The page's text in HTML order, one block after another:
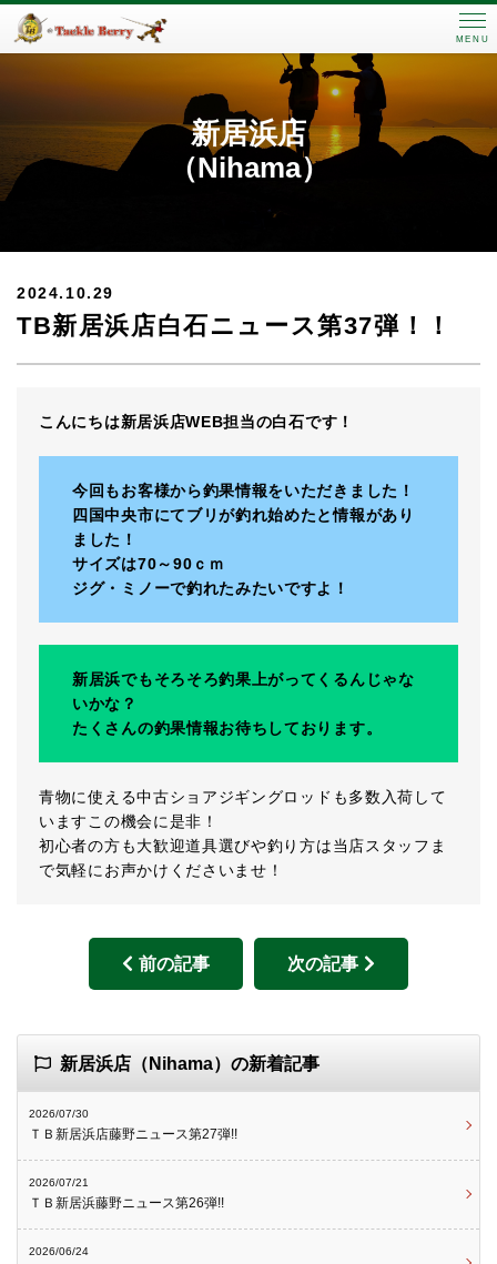
MENU
新居浜店
（Nihama）
2024.10.29
TB新居浜店白石ニュース第37弾！！
こんにちは新居浜店WEB担当の白石です！
今回もお客様から釣果情報をいただきました！
四国中央市にてブリが釣れ始めたと情報があり
ました！
サイズは70～90ｃｍ
ジグ・ミノーで釣れたみたいですよ！
新居浜でもそろそろ釣果上がってくるんじゃな
いかな？
たくさんの釣果情報お待ちしております。
青物に使える中古ショアジギングロッドも多数入荷して
いますこの機会に是非！
初心者の方も大歓迎道具選びや釣り方は当店スタッフま
で気軽にお声かけくださいませ！
前の記事 次の記事
新居浜店（Nihama）の新着記事
2026/07/30
ＴＢ新居浜店藤野ニュース第27弾!!
2026/07/21
ＴＢ新居浜藤野ニュース第26弾!!
2026/06/24